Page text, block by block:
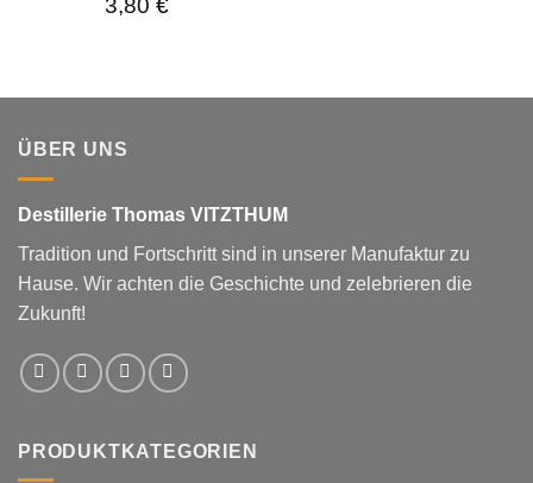
ÜBER UNS
Destillerie Thomas VITZTHUM
Tradition und Fortschritt sind in unserer Manufaktur zu
Hause. Wir achten die Geschichte und zelebrieren die
Zukunft!
PRODUKTKATEGORIEN